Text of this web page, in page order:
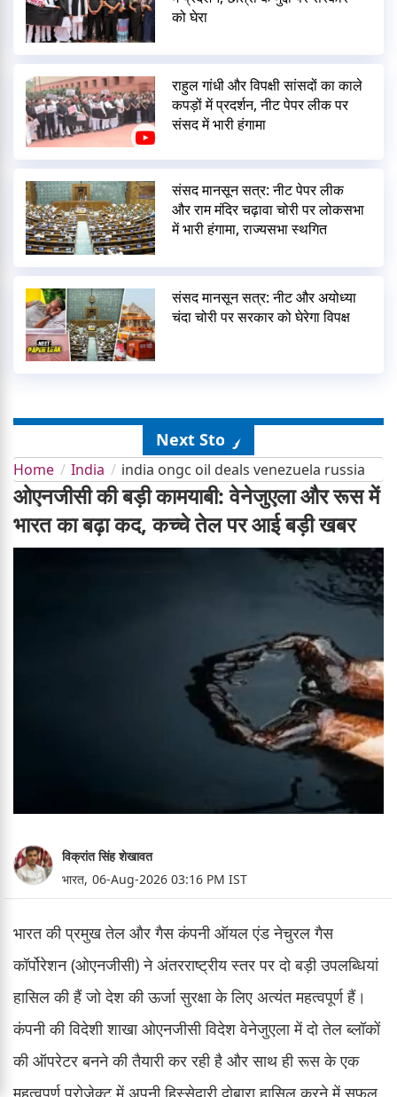
को घेरा
राहुल गांधी और विपक्षी सांसदों का काले
कपड़ों में प्रदर्शन, नीट पेपर लीक पर
संसद में भारी हंगामा
संसद मानसून सत्र: नीट पेपर लीक
और राम मंदिर चढ़ावा चोरी पर लोकसभा
में भारी हंगामा, राज्यसभा स्थगित
संसद मानसून सत्र: नीट और अयोध्या
चंदा चोरी पर सरकार को घेरेगा विपक्ष
Next Story
Home India india ongc oil deals venezuela russia
ओएनजीसी की बड़ी कामयाबी: वेनेजुएला और रूस में
भारत का बढ़ा कद, कच्चे तेल पर आई बड़ी खबर
विक्रांत सिंह शेखावत
भारत, 06-Aug-2026 03:16 PM IST
भारत की प्रमुख तेल और गैस कंपनी ऑयल एंड नेचुरल गैस
कॉर्पोरेशन (ओएनजीसी) ने अंतरराष्ट्रीय स्तर पर दो बड़ी उपलब्धियां
हासिल की हैं जो देश की ऊर्जा सुरक्षा के लिए अत्यंत महत्वपूर्ण हैं।
कंपनी की विदेशी शाखा ओएनजीसी विदेश वेनेजुएला में दो तेल ब्लॉकों
की ऑपरेटर बनने की तैयारी कर रही है और साथ ही रूस के एक
महत्वपूर्ण प्रोजेक्ट में अपनी हिस्सेदारी दोबारा हासिल करने में सफल